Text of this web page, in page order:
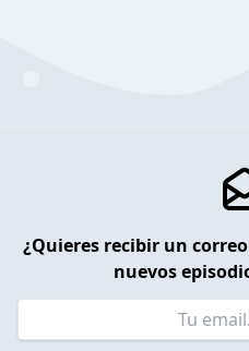
¿Quieres recibir un
nuevos